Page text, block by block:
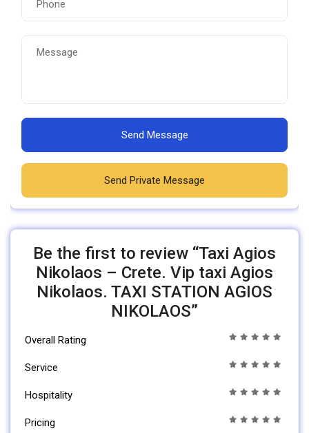
Send Message
Send Private Message
Be the first to review “Taxi Agios
Nikolaos – Crete. Vip taxi Agios
Nikolaos. TAXI STATION AGIOS
NIKOLAOS”
Overall Rating
Service
Hospitality
Pricing